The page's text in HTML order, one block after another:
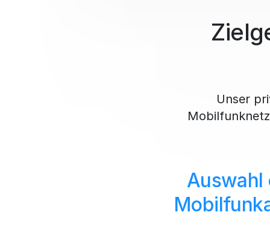
Unser
Auswahl